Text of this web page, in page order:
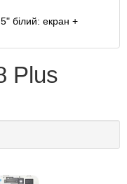
білий: екран +
Plus